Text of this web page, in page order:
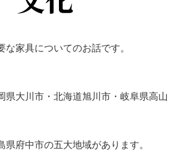
家具についてのお話です。
県大川市・北海道旭川市・岐阜県高山
県府中市の五大地域があります。